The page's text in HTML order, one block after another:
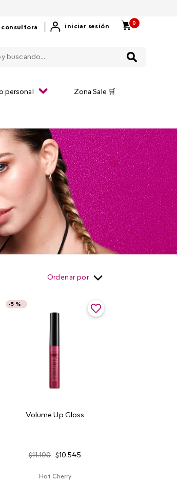
consultora iniciar sesión
0
personal Zona Sale 🛒
Ordenar por
Volume Up Gloss
-5 %
$11.100 $10.545
Hot Cherry